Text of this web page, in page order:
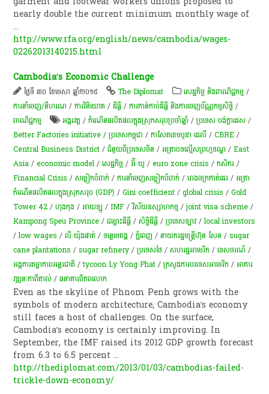
nearly double the current minimum monthly wage of
...
http://www.rfa.org/english/news/cambodia/wages-
02262013140215.html
Cambodia’s Economic Challenge
ថ្ងៃទី ៣០ ខែមេសា ឆ្នាំ២០១៥ The Diplomat សេដ្ឋកិច្ច និងពាណិជ្ជកម្ម /
ការនាំចេញ/នីហរណ /ការវិនិយោគ /ដីធ្លី /ការកាន់កាប់​ដីធ្លី និង​ការចេញ​ប័ណ្ណកម្មសិទ្ធិ​ /
ពាណិជ្ជកម្ម
អង្គរវត្ត /កំណើនផលិតផលក្នុងស្រុកសរុបប្រចាំឆ្នាំ /ប្រទេស បង់ក្លាដេស /
Better Factories initiative /ប្រទេសកម្ពុជា /កាសែតខេមបូឌា ដេលី /CBRE /
Central Business District /ជំនួយពីប្រទេសចិន /អត្រាបទល្មើស​ព្រហ្មទណ្ឌ​ /East
Asia / economic model /សេដ្ឋកិច្ច /អ៊ី យូ / euro zone crisis /កសិករ /
Financial Crisis /សម្លៀកបំពាក់ /ការ​នាំ​ចេញ​សម្លៀក​បំពាក់ /រោងចក្រកាត់ដេរ /អត្រា​
កំណើន​ផលិតផល​ក្នុង​ស្រុក​សរុប​ (GDP)​ /Gini coefficient /global crisis /Gold
Tower 42 /ហុងកុង /អាយឡូ /IMF /​វិ​ស័យ​ឧស្សាហកម្ម /joint visa scheme /
Kampong Speu Province /ជម្លោះ​ដីធ្លី /សិទ្ធិ​ដីធ្លី /ប្រទេសឡាវ /local investors
/low wages /លី យ៉ុងផាត់ /ទន្លេមេគង្គ /ភ្នំពេញ /នាយករដ្ឋមន្ត្រីហ៊ុន សែន /sugar
cane plantations /sugar refinery /ប្រទេសថៃ /សហរដ្ឋអាមេរិក /ទេសចរណ៍ /
អង្គការ​តម្លាភាព​អន្តរ​ជាតិ​ /tycoon Ly Yong Phat /ក្រសួង​ការបរទេស​អាមេរិក /អាគារ
វឌ្ឍនៈកាពីតាល់/ធនាគារពិភពលោក
Even as the skyline of Phnom Penh grows with the
symbols of modern architecture, Cambodia’s economy
still faces a host of challenges. On the surface,
Cambodia’s economy is certainly improving. In
September, the IMF raised its 2012 GDP growth forecast
from 6.3 to 6.5 percent...
http://thediplomat.com/2013/01/03/cambodias-failed-
trickle-down-economy/